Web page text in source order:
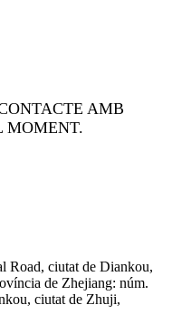
AMB
MOMENT.
Road, ciutat de Diankou,
de Zhejiang: núm.
ciutat de Zhuji,